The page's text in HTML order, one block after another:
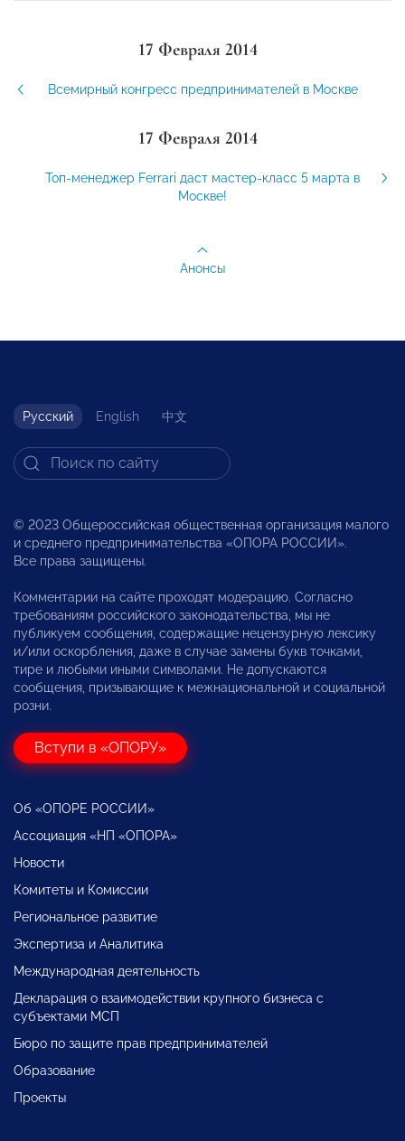
17 Февраля 2014
Всемирный конгресс предпринимателей в Москве
17 Февраля 2014
Топ-менеджер Ferrari даст мастер-класс 5 марта в
Москве!
Анонсы
Русский English 中文
© 2023 Общероссийская общественная организация малого
и среднего предпринимательства «ОПОРА РОССИИ».
Все права защищены.
Комментарии на сайте проходят модерацию. Согласно
требованиям российского законодательства, мы не
публикуем сообщения, содержащие нецензурную лексику
и/или оскорбления, даже в случае замены букв точками,
тире и любыми иными символами. Не допускаются
сообщения, призывающие к межнациональной и социальной
розни.
Вступи в «ОПОРУ»
Об «ОПОРЕ РОССИИ»
Ассоциация «НП «ОПОРА»
Новости
Комитеты и Комиссии
Региональное развитие
Экспертиза и Аналитика
Международная деятельность
Декларация о взаимодействии крупного бизнеса с
субъектами МСП
Бюро по защите прав предпринимателей
Образование
Проекты